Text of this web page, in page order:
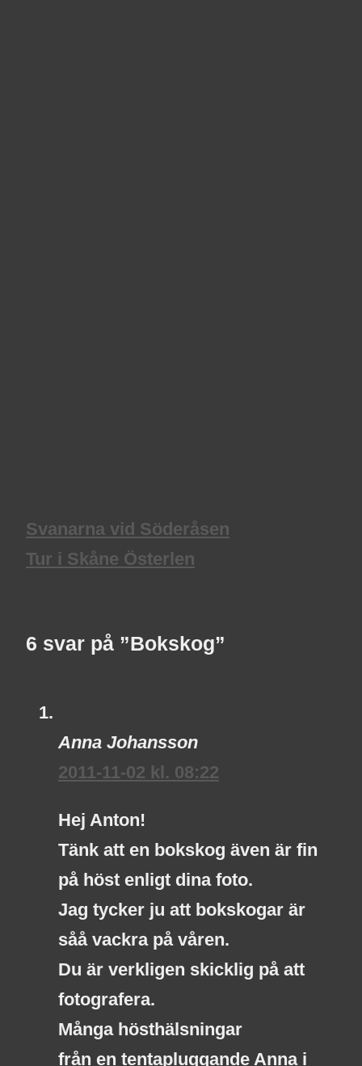
Svanarna vid Söderåsen
Tur i Skåne Österlen
6 svar på ”Bokskog”
Anna Johansson
2011-11-02 kl. 08:22
Hej Anton!
Tänk att en bokskog även är fin
på höst enligt dina foto.
Jag tycker ju att bokskogar är
såå vackra på våren.
Du är verkligen skicklig på att
fotografera.
Många hösthälsningar
från en tentapluggande Anna i